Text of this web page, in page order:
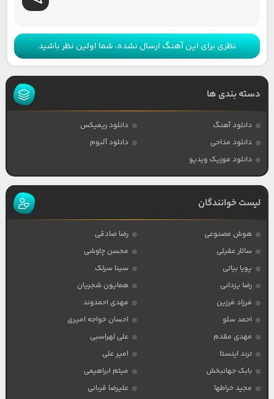
نظری برای این آهنگ ارسال نشده، شما اولین نظر باشید
دسته بندی ها
دانلود آهنگ
دانلود ریمیکس
دانلود مداحی
دانلود آلبوم
دانلود موزیک ویدیو
لیست خوانندگان
هوش مصنوعی
رضا صادقی
سالار عقیلی
محسن چاوشی
پویا بیاتی
سینا سرلک
رضا یزدانی
همایون شجریان
فرزاد فرزین
مهدی احمدوند
احمد سلو
احسان خواجه امیری
مهدی مقدم
علی لهراسبی
ترند اینستا
امیر علی
بابک جهانبخش
میثم ابراهیمی
مجید خراطها
علیرضا قربانی